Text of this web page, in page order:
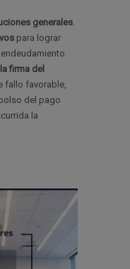
generales.
para lograr
firma del
fallo favorable,
del pago
la